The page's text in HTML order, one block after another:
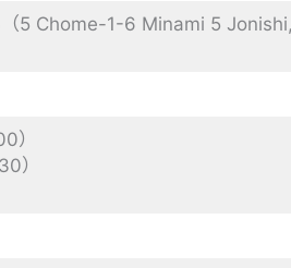
5 Chome-1-6 Minami 5
）
）